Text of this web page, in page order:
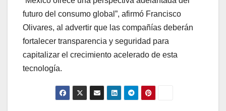
futuro del consumo global”, afirmó Francisco
Olivares, al advertir que las compañías deberán
fortalecer transparencia y seguridad para
capitalizar el crecimiento acelerado de esta
tecnología.